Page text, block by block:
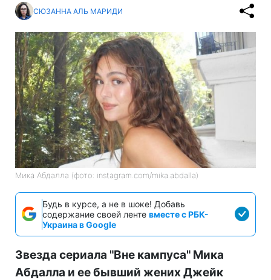
СЮЗАННА АЛЬ МАРИДИ
Мика Абдалла (фото: instagram.com/mika.abdalla)
Будь в курсе, а не в шоке! Добавь
содержание своей ленте вместе с РБК-
Украина в Google
Звезда сериала "Вне кампуса" Мика
Абдалла и ее бывший жених Джейк